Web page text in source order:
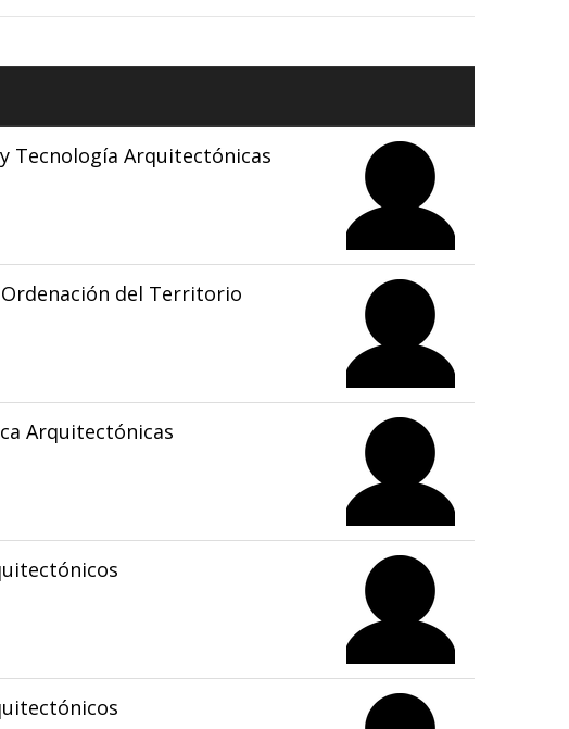
Tecnología Arquitectónicas
del Territorio
Arquitectónicas